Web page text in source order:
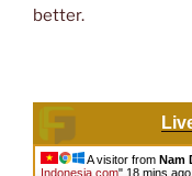
better.
A visitor from Nam
Indonesia.com" 18 mins ago